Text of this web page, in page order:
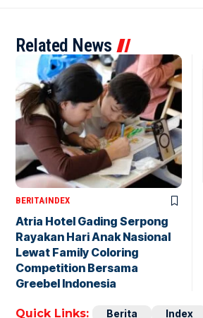
Related News
BERITAINDEX
Atria Hotel Gading Serpong
Rayakan Hari Anak Nasional
Lewat Family Coloring
Competition Bersama
Greebel Indonesia
Quick Links: Berita Index